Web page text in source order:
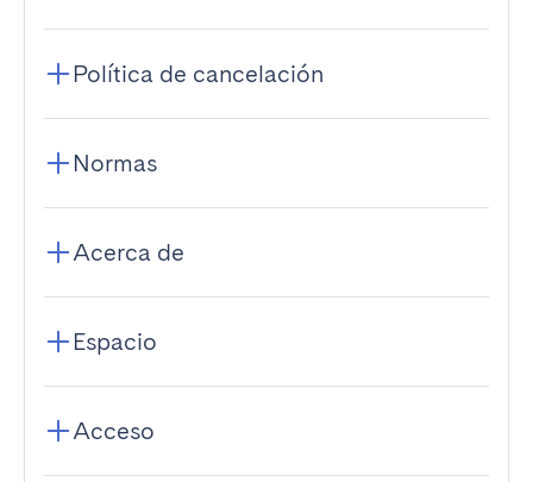
Política de cancelación
Normas
Acerca de
Espacio
Acceso